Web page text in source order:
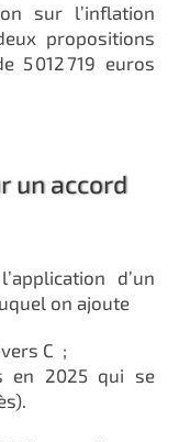
sur l’inflation
propositions
5 012 719 euros
un accord
d’un
on ajoute
C ;
en 2025 qui se